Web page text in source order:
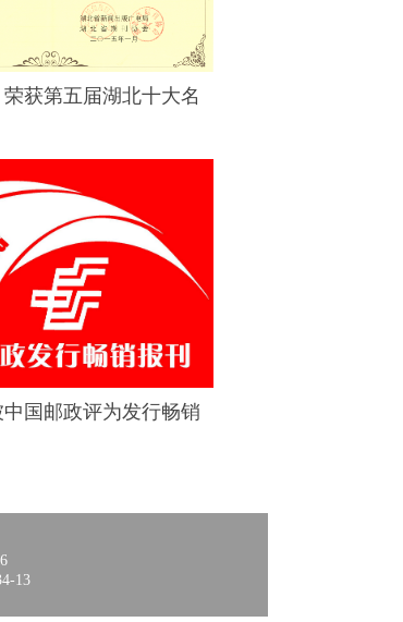
荣获第五届湖北十大名
中国邮政评为发行畅销
13